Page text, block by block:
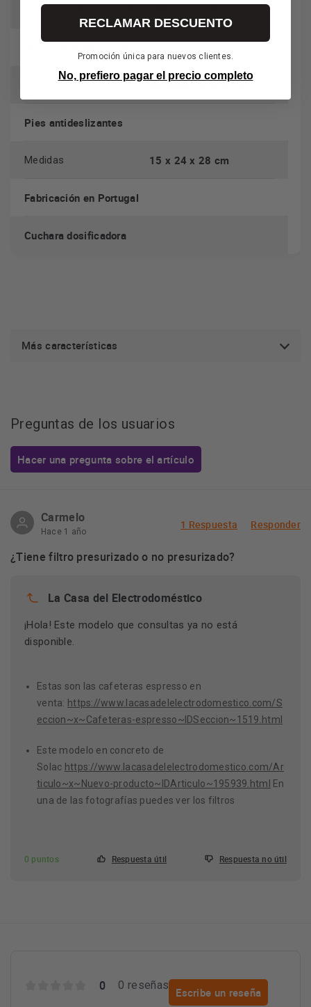
Cafetera apta para café molido y monodosis
Ahorro energético apagado automático
Pies antideslizantes
Medidas 15 x 24 x 28 cm
Fabricación en Portugal
Cuchara dosificadora
Más características
Preguntas de los usuarios
Hacer una pregunta sobre el artículo
Carmelo
Hace 1 año
1 Respuesta Responder
¿Tiene filtro presurizado o no presurizado?
La Casa del Electrodoméstico
¡Hola! Este modelo que consultas ya no está
disponible.
Estas son las cafeteras espresso en
venta: https://www.lacasadelelectrodomestico.com/S
eccion~x~Cafeteras-espresso~IDSeccion~1519.html
Este modelo en concreto de
Solac https://www.lacasadelelectrodomestico.com/Ar
ticulo~x~Nuevo-producto~IDArticulo~195939.html
En
una de las fotografías puedes ver los filtros
0 puntos Respuesta útil Respuesta no útil
0 0 reseñas
Escribe un reseña
RECLAMAR DESCUENTO
Promoción única para nuevos clientes.
No, prefiero pagar el precio completo